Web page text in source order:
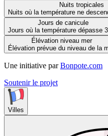
Nuits tropicales
Nuits où la température ne
Jours de canicule
Jours où la température dépasse
Élévation niveau mer
Élévation prévue du niveau de la
Une initiative par Bonpote.com
Soutenir le projet
Villes